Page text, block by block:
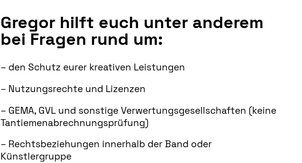
Gregor hilft euch unter anderem
bei Fragen rund um:
– den Schutz eurer kreativen Leistungen
– Nutzungsrechte und Lizenzen
– GEMA, GVL und sonstige Verwertungsgesellschaften (keine
Tantiemenabrechnungsprüfung)
– Rechtsbeziehungen innerhalb der Band oder
Künstlergruppe